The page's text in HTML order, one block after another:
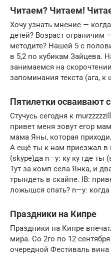
Читаем? Читаем!
Хочу узнать мнение —
детей? Возраст ограничим
методите? Нашей 5 с
в 5,2 по кубикам Зайцева.
занимаемся на
запоминания текста (ага,
Пятилетки осваивают
Стучусь сегодня к
привет меня зовут егор
мама Яны, которая
А ещё ты к нам приезжал в
(skype)да n—y: ку ку где ты
Тут за комп села Янка, и
трындеть в скайпе. IB:
ложышся спать? n—y:
Праздники на Кипре
Праздники на Кипре
мира. Со 2го по 12 сентября
очередной Фестиваль